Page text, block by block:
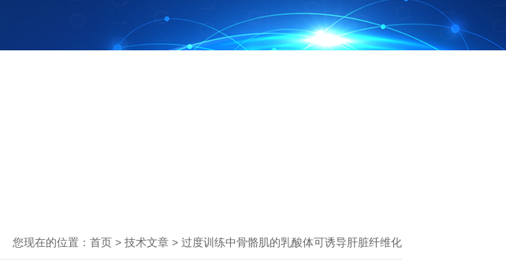
您现在的位置： 首页 > 技术文章 > 过度训练中骨骼肌的乳酸体可诱导肝脏纤维化